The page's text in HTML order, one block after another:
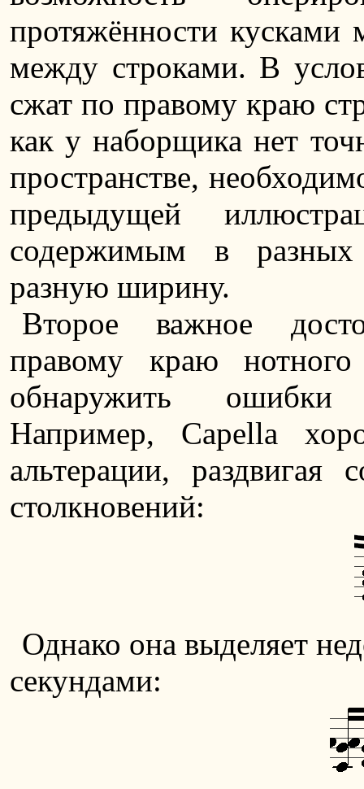
протяжённости кусками
между строками. В
сжат по правому краю
как у наборщика нет
пространстве,
предыдущей
содержимым в разных
разную ширину.
Второе важное
правому краю
обнаружить ошибки
Например, Capella
альтерации, раздвигая
столкновений:
Однако она выделяет
секундами: